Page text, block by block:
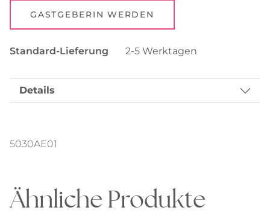
GASTGEBERIN WERDEN
Standard-Lieferung 2-5 Werktagen
Details
5030AE01
Ähnliche Produkte